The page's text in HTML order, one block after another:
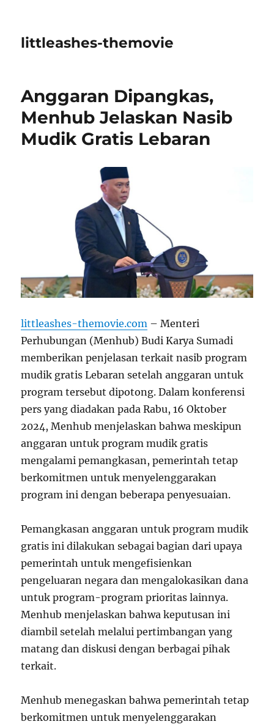
littleashes-themovie
Anggaran Dipangkas,
Menhub Jelaskan Nasib
Mudik Gratis Lebaran
littleashes-themovie.com –Menteri
Perhubungan (Menhub) Budi Karya Sumadi
memberikan penjelasan terkait nasib program
mudik gratis Lebaran setelah anggaran untuk
program tersebut dipotong. Dalam konferensi
pers yang diadakan pada Rabu, 16 Oktober
2024, Menhub menjelaskan bahwa meskipun
anggaran untuk program mudik gratis
mengalami pemangkasan, pemerintah tetap
berkomitmen untuk menyelenggarakan
program ini dengan beberapa penyesuaian.
Pemangkasan anggaran untuk program mudik
gratis ini dilakukan sebagai bagian dari upaya
pemerintah untuk mengefisienkan
pengeluaran negara dan mengalokasikan dana
untuk program-program prioritas lainnya.
Menhub menjelaskan bahwa keputusan ini
diambil setelah melalui pertimbangan yang
matang dan diskusi dengan berbagai pihak
terkait.
Menhub menegaskan bahwa pemerintah tetap
berkomitmen untuk menyelenggarakan